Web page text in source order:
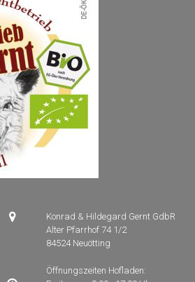

Konrad & Hildegard Gernt GdbR
Alter Pfarrhof 74 1/2
84524 Neuötting
Öffnungszeiten Hofladen: